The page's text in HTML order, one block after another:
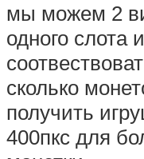
мы можем 2
одного слота
сколько
получить
400пкс для